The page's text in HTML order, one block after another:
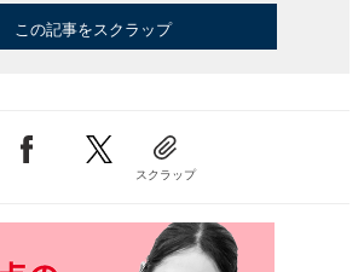
この記事をスクラップ
スクラップ